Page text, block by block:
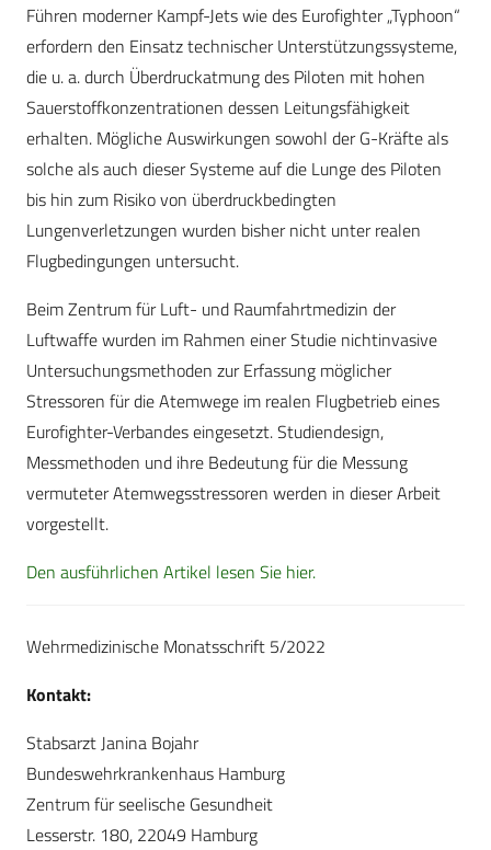
Führen moderner Kampf-Jets wie des Eurofighter ­„Typhoon“
erfordern den Einsatz technischer Unterstützungssysteme,
die u. a. durch Überdruckatmung des Piloten mit hohen
Sauerstoffkonzentrationen dessen Leitungsfähigkeit
erhalten. Mögliche Auswirkungen sowohl der G-Kräfte als
solche als auch dieser Systeme auf die Lunge des Piloten
bis hin zum Risiko von überdruckbedingten
Lungenverletzungen wurden bisher nicht unter realen
Flugbedingungen untersucht.
Beim Zentrum für Luft- und Raumfahrtmedizin der
Luftwaffe wurden im Rahmen einer Studie nichtinvasive
Untersuchungsmethoden zur Erfassung möglicher
Stressoren für die Atemwege im realen Flugbetrieb eines
Eurofighter-Verbandes eingesetzt. Studiendesign,
Messmethoden und ihre Bedeutung für die Messung
vermuteter Atemwegsstressoren werden in dieser Arbeit
vorgestellt.
Den ausführlichen Artikel lesen Sie hier.
Wehrmedizinische Monatsschrift 5/2022
Kontakt:
Stabsarzt Janina Bojahr
Bundeswehrkrankenhaus Hamburg
Zentrum für seelische Gesundheit
Lesserstr. 180, 22049 Hamburg